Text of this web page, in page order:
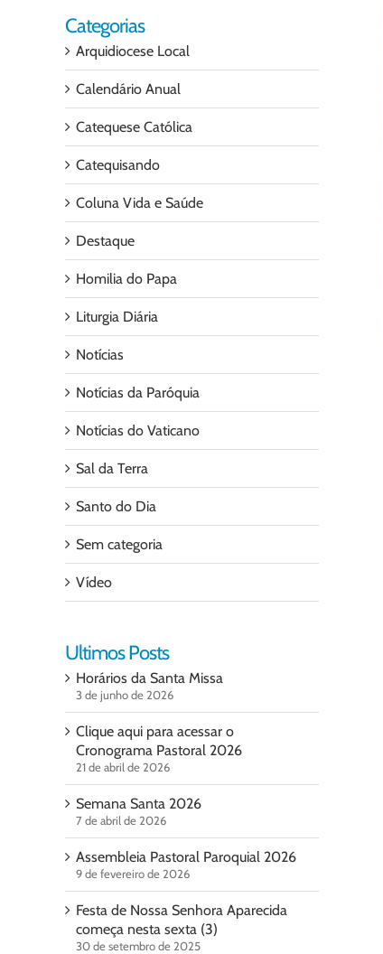
Categorias
Arquidiocese Local
Calendário Anual
Catequese Católica
Catequisando
Coluna Vida e Saúde
Destaque
Homilia do Papa
Liturgia Diária
Notícias
Notícias da Paróquia
Notícias do Vaticano
Sal da Terra
Santo do Dia
Sem categoria
Vídeo
Ultimos Posts
Horários da Santa Missa
3 de junho de 2026
Clique aqui para acessar o
Cronograma Pastoral 2026
21 de abril de 2026
Semana Santa 2026
7 de abril de 2026
Assembleia Pastoral Paroquial 2026
9 de fevereiro de 2026
Festa de Nossa Senhora Aparecida
começa nesta sexta (3)
30 de setembro de 2025